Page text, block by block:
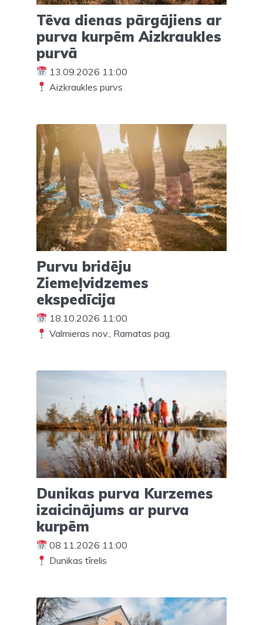
Tēva dienas pārgājiens ar
purva kurpēm Aizkraukles
purvā
13.09.2026 11:00
Aizkraukles purvs
Purvu bridēju
Ziemeļvidzemes
ekspedīcija
18.10.2026 11:00
Valmieras nov., Ramatas pag.
Dunikas purva Kurzemes
izaicinājums ar purva
kurpēm
08.11.2026 11:00
Dunikas tīrelis